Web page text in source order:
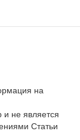
на
не является
Статьи